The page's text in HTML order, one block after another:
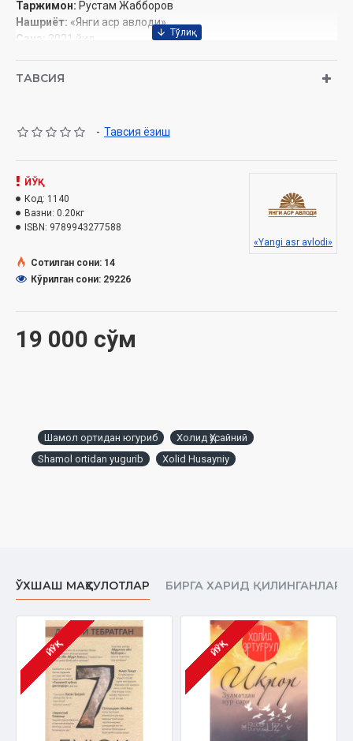
Таржимон: Рустам Жабборов
Нашриёт: «Янги аср авлоди»
Сана:
2021 йил
ISBN:978-9943-27-758-8
ТАВСИЯ
- Тавсия ёзиш
19 000 сўм
ЙЎҚ
Код: 1140
Вазни: 0.20кг
ISBN: 9789943277588
«Yangi asr avlodi»
Сотилган сони: 14
Кўрилган сони: 29226
Шамол ортидан югуриб
Холид Ҳусайний
Shamol ortidan yugurib
Xolid Husayniy
ЎХШАШ МАҲСУЛОТЛАР БИРГА ХАРИД ҚИЛИНГАНЛАР
ЙЎҚ ЙЎҚ